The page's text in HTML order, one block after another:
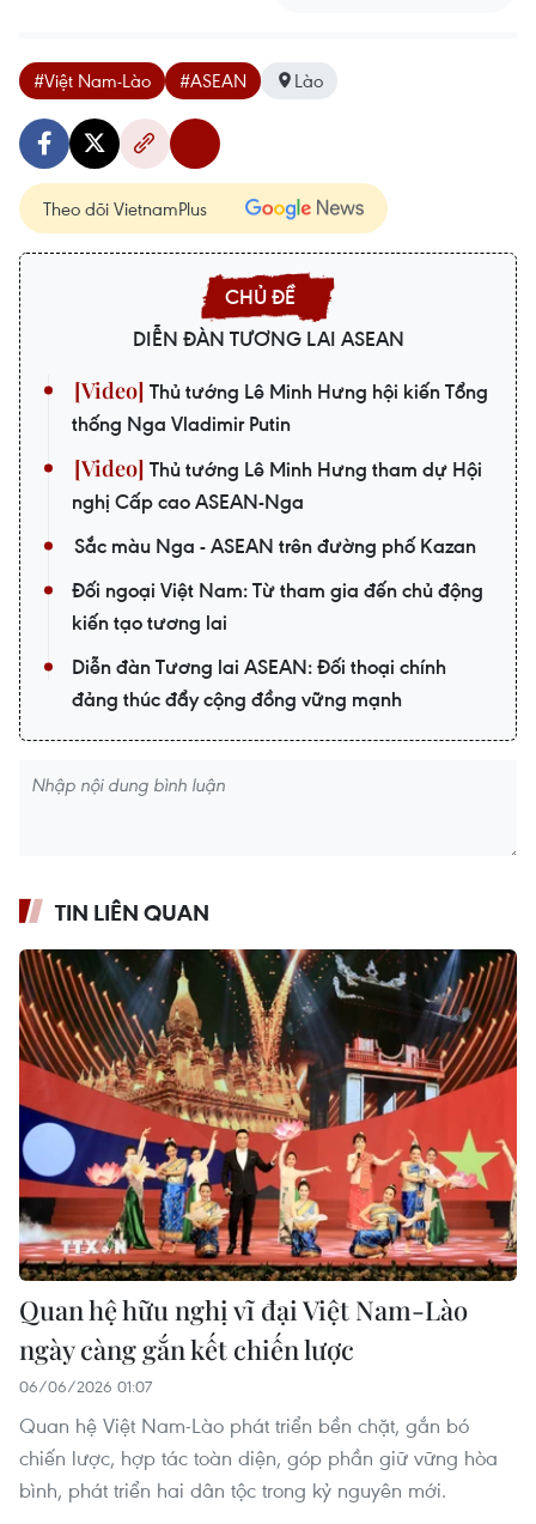
#Việt Nam-Lào #ASEAN Lào
Theo dõi VietnamPlus
DIỄN ĐÀN TƯƠNG LAI ASEAN
Thủ tướng Lê Minh Hưng hội kiến Tổng
thống Nga Vladimir Putin
Thủ tướng Lê Minh Hưng tham dự Hội
nghị Cấp cao ASEAN-Nga
Sắc màu Nga - ASEAN trên đường phố Kazan
Đối ngoại Việt Nam: Từ tham gia đến chủ động
kiến tạo tương lai
Diễn đàn Tương lai ASEAN: Đối thoại chính
đảng thúc đẩy cộng đồng vững mạnh
TIN LIÊN QUAN
Quan hệ hữu nghị vĩ đại Việt Nam-Lào
ngày càng gắn kết chiến lược
06/06/2026 01:07
Quan hệ Việt Nam-Lào phát triển bền chặt, gắn bó
chiến lược, hợp tác toàn diện, góp phần giữ vững hòa
bình, phát triển hai dân tộc trong kỷ nguyên mới.